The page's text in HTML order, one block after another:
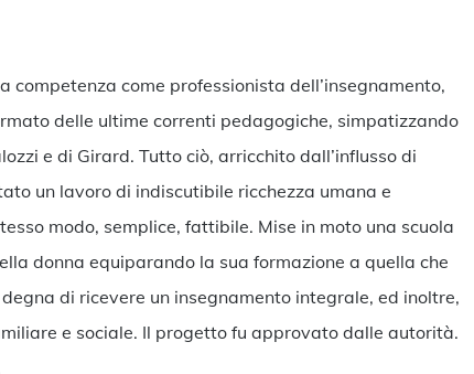
competenza come professionista dell’insegnamento,
delle ultime correnti pedagogiche, simpatizzando
e di Girard. Tutto ciò, arricchito dall’influsso di
un lavoro di indiscutibile ricchezza umana e
modo, semplice, fattibile. Mise in moto una scuola
donna equiparando la sua formazione a quella che
di ricevere un insegnamento integrale, ed inoltre,
e sociale. Il progetto fu approvato dalle autorità.